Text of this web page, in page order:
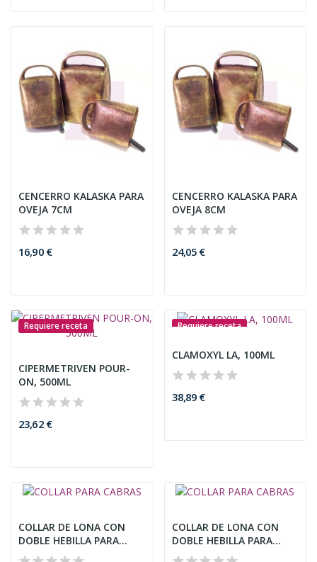
CENCERRO KALASKA PARA
OVEJA 7CM
16,90 €
CENCERRO KALASKA PARA
OVEJA 8CM
24,05 €
Requiere receta
CIPERMETRIVEN POUR-
ON, 500ML
23,62 €
Requiere receta
CLAMOXYL LA, 100ML
38,89 €
COLLAR DE LONA CON
DOBLE HEBILLA PARA
CABRAS,...
COLLAR DE LONA CON
DOBLE HEBILLA PARA
CABRAS,...